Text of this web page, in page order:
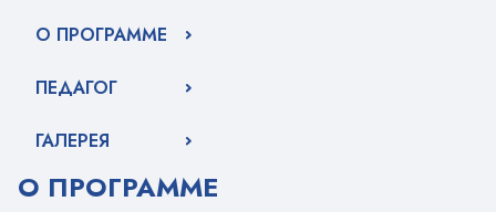
О ПРОГРАММЕ
ПЕДАГОГ
ГАЛЕРЕЯ
О ПРОГРАММЕ